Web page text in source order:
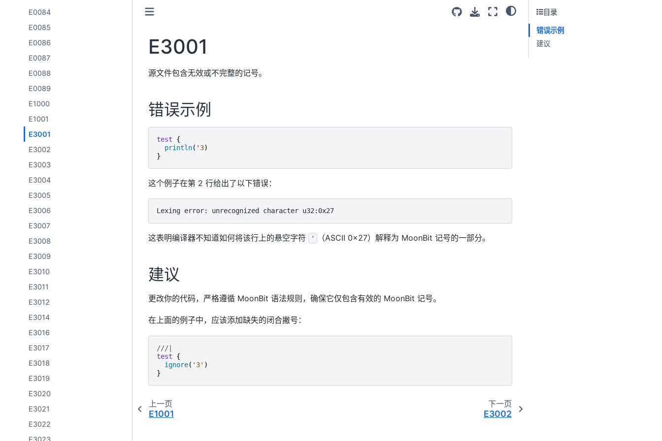
E0084
E0085
E0086
E0087
E0088
E0089
E1000
E1001
E3001
E3002
E3003
E3004
E3005
E3006
E3007
E3008
E3009
E3010
E3011
E3012
E3014
E3016
E3017
E3018
E3019
E3020
E3021
E3022
E3001
源文件包含无效或不完整的记号。
错误示例
test
{
println( ' 3)
}
这个例子在第 2 行给出了以下错误：
Lexing error: unrecognized character u32:0x27
这表明编译器不知道如何将该行上的悬空字符 ' （ASCII 0x27）解释为 MoonBit 记号的一部分。
建议
更改你的代码，严格遵循 MoonBit 语法规则，确保它仅包含有效的 MoonBit 记号。
在上面的例子中，应该添加缺失的闭合撇号：
///|
test
{
ignore( '3' )
}
上一页
E1001
下一页
E3002
目录
错误示例
建议